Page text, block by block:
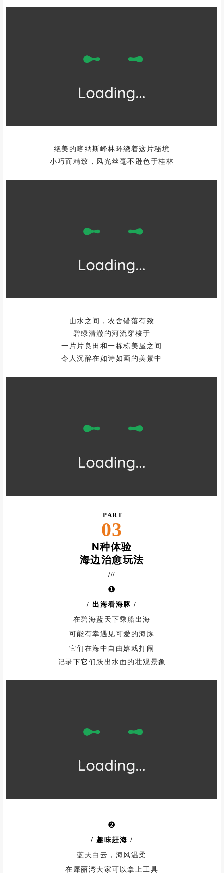
绝美的喀纳斯峰林环绕着这片秘境
小巧而精致，风光丝毫不逊色于桂林
山水之间，农舍错落有致
碧绿清澈的河流穿梭于
一片片良田和一栋栋美屋之间
令人沉醉在如诗如画的美景中
PART
03
N种体验
海边治愈玩法
///
❶
/ 出海看海豚 /
在碧海蓝天下乘船出海
可能有幸遇见可爱的海豚
它们在海中自由嬉戏打闹
记录下它们跃出水面的壮观景象
❷
/ 趣味赶海 /
蓝天白云，海风温柔
在犀丽湾大家可以拿上工具